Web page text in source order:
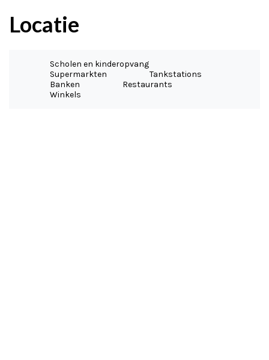
Locatie
Scholen en kinderopvang
Supermarkten
Tankstations
Banken
Restaurants
Winkels